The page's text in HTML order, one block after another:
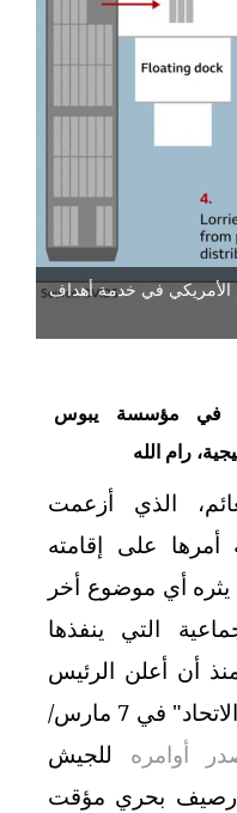
الأمريكي في خدمة أهداف
في مؤسسة يبوس
رام الله
الذي أزعمت
أمرها على إقامته
أي موضوع أخر
التي ينفذها
أن أعلن الرئيس
الأمريكي في خطاب "حالة الاتحاد" في 7 مارس/
أوامره للجيش
رصيف بحري مؤقت